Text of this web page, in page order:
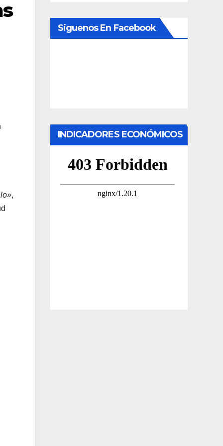
,
Siguenos En Facebook
INDICADORES ECONÓMICOS